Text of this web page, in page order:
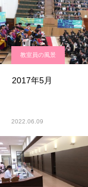
教室員の風景
2017年5月
2022.06.09